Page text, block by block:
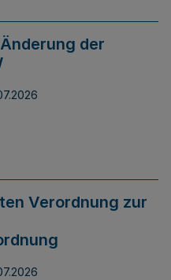
der
Verordnung zur